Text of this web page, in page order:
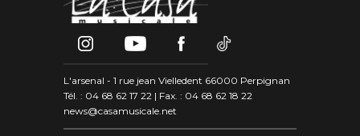
L'arsenal - 1 rue jean Vielledent 66000 Perpignan
Tél. : 04 68 62 17 22 | Fax. : 04 68 62 18 22
news@casamusicale.net